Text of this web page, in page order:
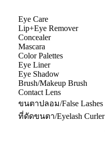
Eye Care
Lip+Eye Remover
Concealer
Mascara
Color Palettes
Eye Liner
Eye Shadow
Brush/Makeup Brush
Contact Lens
ขนตาปลอม/False Lashes
ที่ดัดขนตา/Eyelash Curler